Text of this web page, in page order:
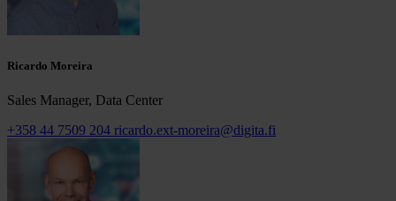
Ricardo Moreira
Sales Manager, Data Center
+358 44 7509 204 ricardo.ext-moreira@digita.fi